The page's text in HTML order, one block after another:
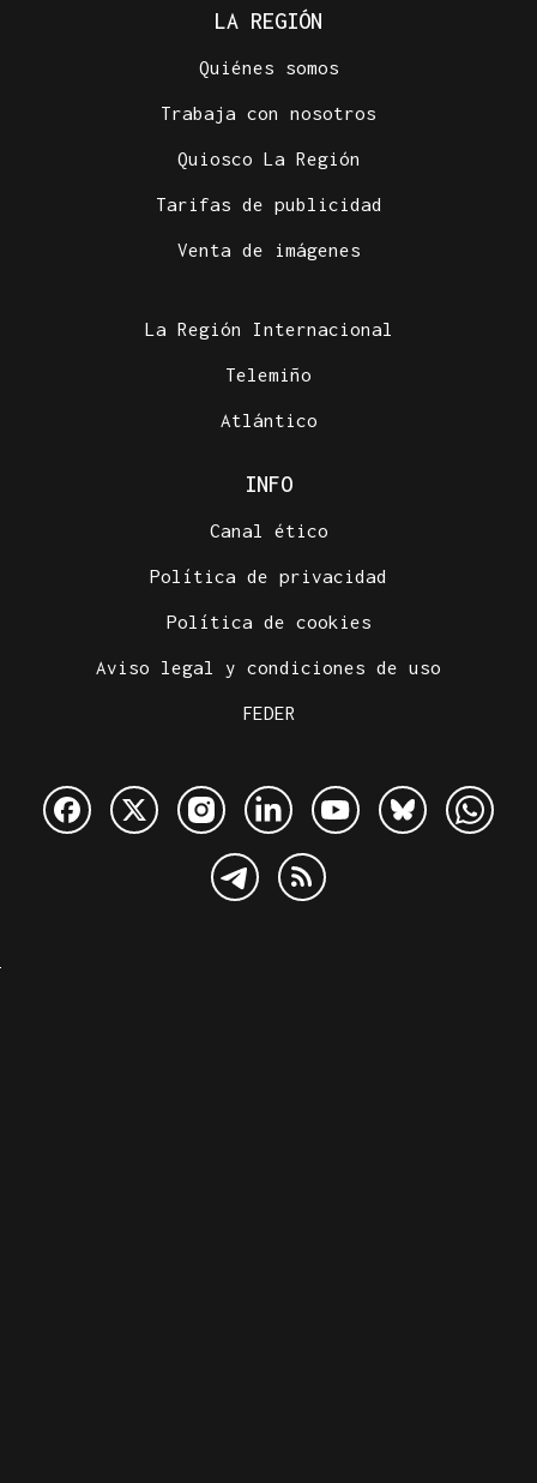
LA REGIÓN
Quiénes somos
Trabaja con nosotros
Quiosco La Región
Tarifas de publicidad
Venta de imágenes
La Región Internacional
Telemiño
Atlántico
INFO
Canal ético
Política de privacidad
Política de cookies
Aviso legal y condiciones de uso
FEDER